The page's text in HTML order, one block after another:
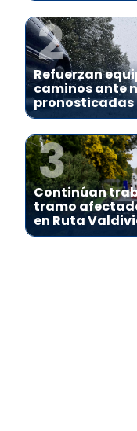
2
Refuerzan
caminos ante
pronosticadas
3
Continúan
tramo
en Ruta